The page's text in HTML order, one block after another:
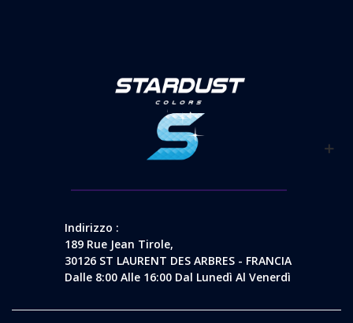
Indirizzo :
189 Rue Jean Tirole,
30126 ST LAURENT DES ARBRES - FRANCIA
Dalle 8:00 Alle 16:00 Dal Lunedì Al Venerdì